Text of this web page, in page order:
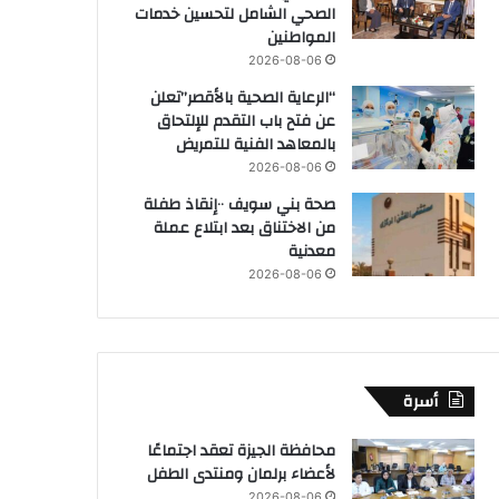
الصحي الشامل لتحسين خدمات
المواطنين
2026-08-06
“الرعاية الصحية بالأقصر”تعلن
عن فتح باب التقدم للإلتحاق
بالمعاهد الفنية للتمريض
2026-08-06
صحة بني سويف ٠٠إنقاذ طفلة
من الاختناق بعد ابتلاع عملة
معدنية
2026-08-06
أسرة
محافظة الجيزة تعقد اجتماعًا
لأعضاء برلمان ومنتدى الطفل